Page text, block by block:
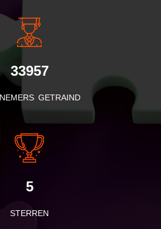
33957
GETRAIND
5
STERREN